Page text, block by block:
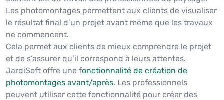
Les photomontages permettent aux clients de visualiser
le résultat final d’un projet avant même que les travaux
ne commencent.
Cela permet aux clients de mieux comprendre le projet
et de s’assurer qu’il correspond à leurs attentes.
JardiSoft offre une fonctionnalité de création de
photomontages avant/après. Les professionnels
peuvent utiliser cette fonctionnalité pour créer des